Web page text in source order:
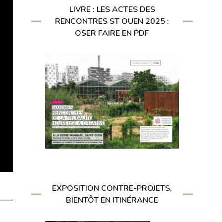
LIVRE : LES ACTES DES
RENCONTRES ST OUEN 2025 :
OSER FAIRE EN PDF
EXPOSITION CONTRE-PROJETS,
BIENTÔT EN ITINÉRANCE